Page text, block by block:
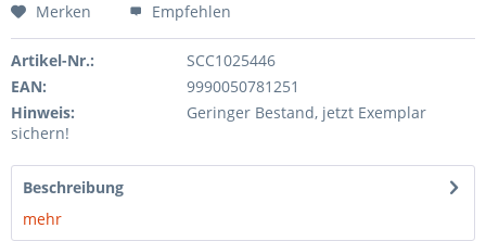
Merken Empfehlen
Artikel-Nr.:
SCC1025446
EAN:
9990050781251
Hinweis:
Geringer Bestand, jetzt Exemplar
sichern!
Beschreibung
mehr